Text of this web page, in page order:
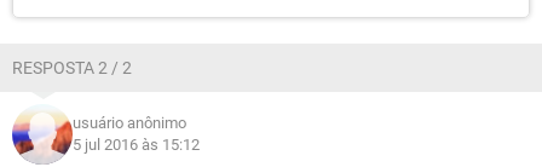
RESPOSTA 2 / 2
usuário anônimo
5 jul 2016 às 15:12